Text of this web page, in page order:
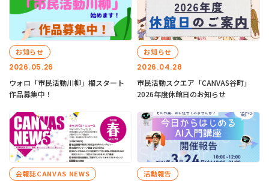
2026.05.26
お知らせ
ウォロ「市民活動川柳」欄スタート
作品募集中！
2026.04.28
お知らせ
市民活動スクエア「CANVAS谷町」
2026年度休館日のお知らせ
会報誌CANVAS NEWS 活動報告